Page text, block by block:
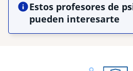
Estos profesores de
pueden interesarte